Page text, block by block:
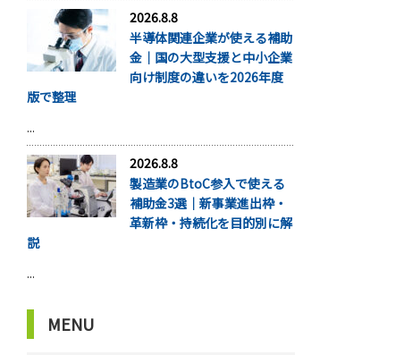
2026.8.8
半導体関連企業が使える補助
金｜国の大型支援と中小企業
向け制度の違いを2026年度
版で整理
...
2026.8.8
製造業のBtoC参入で使える
補助金3選｜新事業進出枠・
革新枠・持続化を目的別に解
説
...
MENU